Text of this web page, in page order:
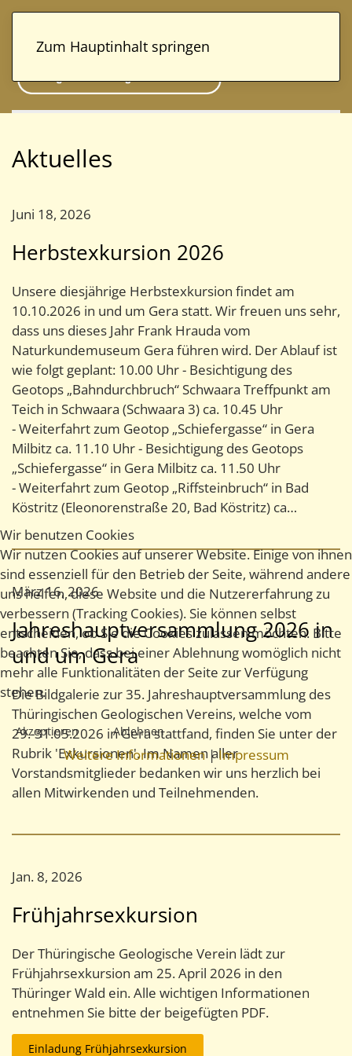
Zum Hauptinhalt springen
Aktuelles
Juni 18, 2026
Herbstexkursion 2026
Unsere diesjährige Herbstexkursion findet am
10.10.2026 in und um Gera statt. Wir freuen uns sehr,
dass uns dieses Jahr Frank Hrauda vom
Naturkundemuseum Gera führen wird. Der Ablauf ist
wie folgt geplant: 10.00 Uhr - Besichtigung des
Geotops „Bahndurchbruch“ Schwaara Treffpunkt am
Teich in Schwaara (Schwaara 3) ca. 10.45 Uhr
- Weiterfahrt zum Geotop „Schiefergasse“ in Gera
Milbitz ca. 11.10 Uhr - Besichtigung des Geotops
„Schiefergasse“ in Gera Milbitz ca. 11.50 Uhr
- Weiterfahrt zum Geotop „Riffsteinbruch“ in Bad
Köstritz (Eleonorenstraße 20, Bad Köstritz) ca…
März 16, 2026
Jahreshauptversammlung 2026 in
und um Gera
Die Bildgalerie zur 35. Jahreshauptversammlung des
Thüringischen Geologischen Vereins, welche vom
29.-31.05.2026 in Gera stattfand, finden Sie unter der
Rubrik 'Exkursionen'. Im Namen aller
Vorstandsmitglieder bedanken wir uns herzlich bei
allen Mitwirkenden und Teilnehmenden.
Jan. 8, 2026
Frühjahrsexkursion
Der Thüringische Geologische Verein lädt zur
Frühjahrsexkursion am 25. April 2026 in den
Thüringer Wald ein. Alle wichtigen Informationen
entnehmen Sie bitte der beigefügten PDF.
Einladung Frühjahrsexkursion
Wir benutzen Cookies
Wir nutzen Cookies auf unserer Website. Einige von ihnen
sind essenziell für den Betrieb der Seite, während andere
uns helfen, diese Website und die Nutzererfahrung zu
verbessern (Tracking Cookies). Sie können selbst
entscheiden, ob Sie die Cookies zulassen möchten. Bitte
beachten Sie, dass bei einer Ablehnung womöglich nicht
mehr alle Funktionalitäten der Seite zur Verfügung
stehen.
Akzeptieren Ablehnen
Weitere Informationen|Impressum